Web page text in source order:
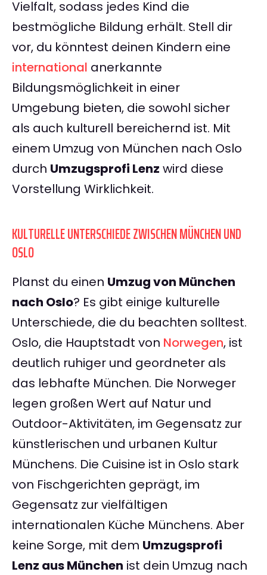
Vielfalt, sodass jedes Kind die
bestmögliche Bildung erhält. Stell dir
vor, du könntest deinen Kindern eine
international anerkannte
Bildungsmöglichkeit in einer
Umgebung bieten, die sowohl sicher
als auch kulturell bereichernd ist. Mit
einem Umzug von München nach Oslo
durch Umzugsprofi Lenz wird diese
Vorstellung Wirklichkeit.
KULTURELLE UNTERSCHIEDE ZWISCHEN MÜNCHEN UND
OSLO
Planst du einen Umzug von München
nach Oslo? Es gibt einige kulturelle
Unterschiede, die du beachten solltest.
Oslo, die Hauptstadt von Norwegen, ist
deutlich ruhiger und geordneter als
das lebhafte München. Die Norweger
legen großen Wert auf Natur und
Outdoor-Aktivitäten, im Gegensatz zur
künstlerischen und urbanen Kultur
Münchens. Die Cuisine ist in Oslo stark
von Fischgerichten geprägt, im
Gegensatz zur vielfältigen
internationalen Küche Münchens. Aber
keine Sorge, mit dem Umzugsprofi
Lenz aus München ist dein Umzug nach